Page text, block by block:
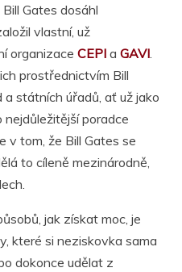
Bill Gates dosáhl
vlastní, už
organizace CEPI a GAVI.
prostřednictvím Bill
státních úřadů, ať už jako
nejdůležitější poradce
v tom, že Bill Gates se
to cíleně mezinárodně,
jak získat moc, je
které si neziskovka sama
dokonce udělat z